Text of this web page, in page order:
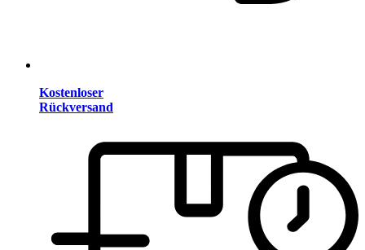
Kostenloser
Rückversand